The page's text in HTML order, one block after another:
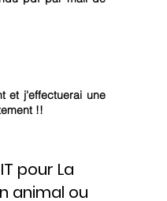
et j'effectuerai une
!!
pour La
animal ou